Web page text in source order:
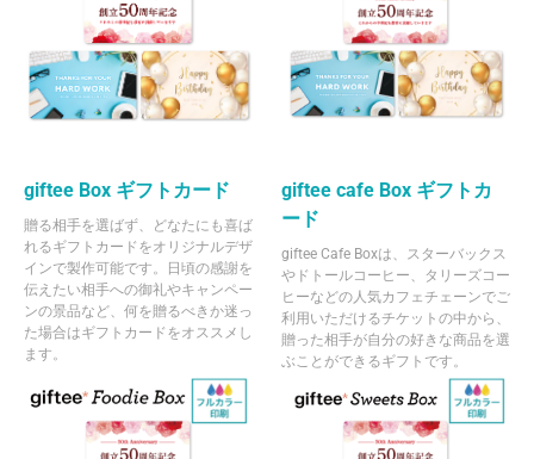
giftee Box ギフトカード
贈る相手を選ばず、どなたにも喜ば
れるギフトカードをオリジナルデザ
インで製作可能です。日頃の感謝を
伝えたい相手への御礼やキャンペー
ンの景品など、何を贈るべきか迷っ
た場合はギフトカードをオススメし
ます。
giftee cafe Box ギフトカ
ード
giftee Cafe Boxは、スターバックス
やドトールコーヒー、タリーズコー
ヒーなどの人気カフェチェーンでご
利用いただけるチケットの中から、
贈った相手が自分の好きな商品を選
ぶことができるギフトです。